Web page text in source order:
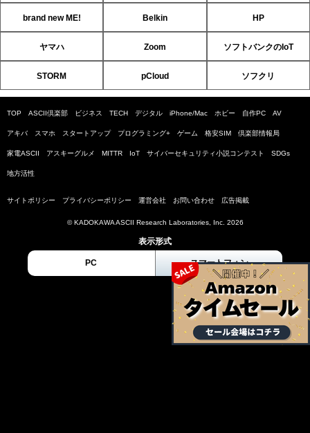
brand new ME! Belkin HP
ヤマハ Zoom ソフトバンクのIoT
STORM pCloud ソフクリ
TOP ASCII倶楽部 ビジネス TECH デジタル iPhone/Mac ホビー 自作PC AV
アキバ スマホ スタートアップ プログラミング+ ゲーム 格安SIM 倶楽部情報局
家電ASCII アスキーグルメ MITTR IoT サイバーセキュリティ小説コンテスト SDGs
地方活性
サイトポリシー プライバシーポリシー 運営会社 お問い合わせ 広告掲載
© KADOKAWA ASCII Research Laboratories, Inc. 2026
表示形式
PC スマートフォン